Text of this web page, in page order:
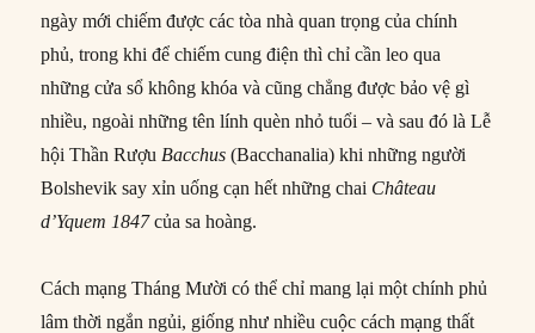
ngày mới chiếm được các tòa nhà quan trọng của chính
phủ, trong khi để chiếm cung điện thì chỉ cần leo qua
những cửa sổ không khóa và cũng chẳng được bảo vệ gì
nhiều, ngoài những tên lính quèn nhỏ tuổi – và sau đó là Lễ
hội Thần Rượu Bacchus (Bacchanalia) khi những người
Bolshevik say xỉn uống cạn hết những chai Château
d’Yquem 1847của sa hoàng.
Cách mạng Tháng Mười có thể chỉ mang lại một chính phủ
lâm thời ngắn ngủi, giống như nhiều cuộc cách mạng thất